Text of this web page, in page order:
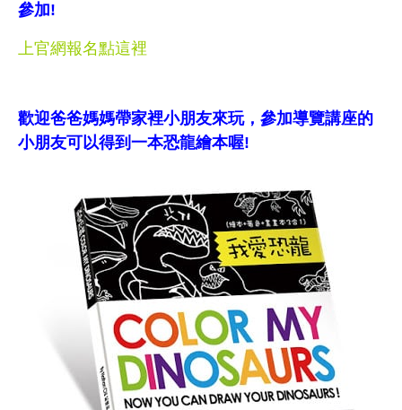
參加!
上官網報名點這裡
歡迎爸爸媽媽帶家裡小朋友來玩，參加導覽講座的
小朋友可以得到一本恐龍繪本喔!